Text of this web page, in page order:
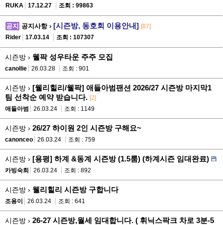
RUKA
17.12.27 조회 : 99863
공지 공지사항 › [시즌방, 동호회 이용안내] [87]
Rider
17.03.14 조회 : 107307
시즌방 › 웰팍 성우타운 주주 모집
canollie 26.03.28 조회 : 901
시즌방 › [웰리힐리/웰팍] 애들아범팬션 2026/27 시즌방 마지막1
팀 선착순 예약 받습니다. [2]
애들아범
26.03.24 조회 : 1149
시즌방 › 26/27 하이원 2인 시즌방 구해요~
canonceo 26.03.24 조회 : 759
시즌방 › [용평] 하계 &동계 시즌방 (1.5룸) (하계시즌 임대완료)
카빙숙희 26.03.24 조회 : 892
시즌방 › 웰리힐리 시즌방 구합니다
조용이 26.03.24 조회 : 641
시즌방 › 26-27 시즌방,월세 임대합니다. ( 휘닉스팍크 차로 3분-5